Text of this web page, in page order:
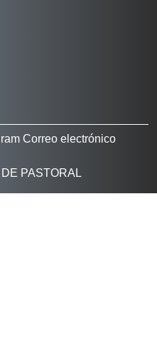
Correo electrónico
PASTORAL